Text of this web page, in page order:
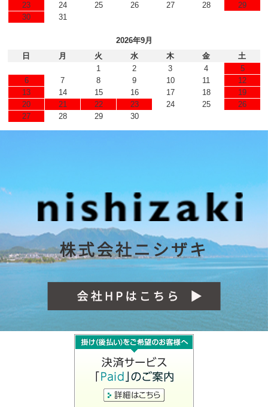
23
24 25 26 27 28
29
30
31
2026年9月
日
月 火 水 木 金
土
1
2 3 4
5
6
7 8 9 10 11
12
13
14 15 16 17 18
19
20
21 22 23 24 25
26
27
28 29 30